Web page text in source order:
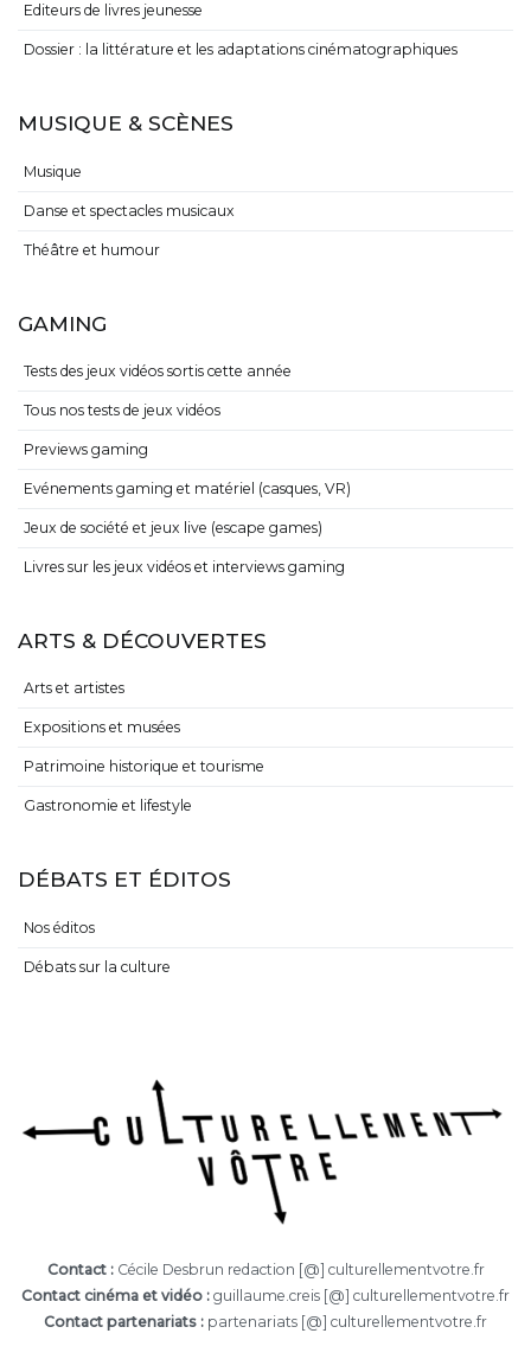
Editeurs de livres jeunesse
Dossier : la littérature et les adaptations cinématographiques
MUSIQUE & SCÈNES
Musique
Danse et spectacles musicaux
Théâtre et humour
GAMING
Tests des jeux vidéos sortis cette année
Tous nos tests de jeux vidéos
Previews gaming
Evénements gaming et matériel (casques, VR)
Jeux de société et jeux live (escape games)
Livres sur les jeux vidéos et interviews gaming
ARTS & DÉCOUVERTES
Arts et artistes
Expositions et musées
Patrimoine historique et tourisme
Gastronomie et lifestyle
DÉBATS ET ÉDITOS
Nos éditos
Débats sur la culture
Contact :Cécile Desbrun redaction [@] culturellementvotre.fr
Contact cinéma et vidéo : guillaume.creis [@] culturellementvotre.fr
Contact partenariats : partenariats [@] culturellementvotre.fr